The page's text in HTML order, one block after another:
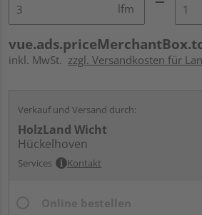
lfm
inkl. MwSt. zzgl. Versandkosten für
Verkauf und Versand durch:
HolzLand Wicht
Hückelhoven
Services Kontakt